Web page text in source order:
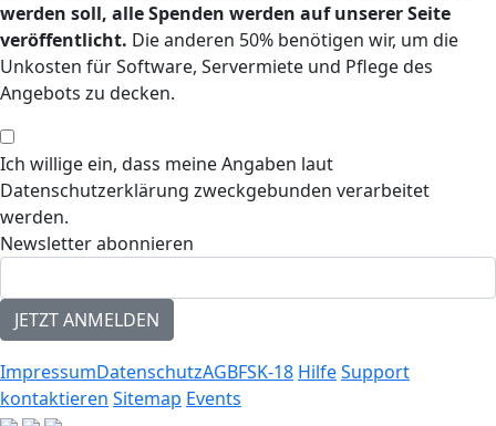
werden soll, alle Spenden werden auf unserer Seite
veröffentlicht. Die anderen 50% benötigen wir, um die
Unkosten für Software, Servermiete und Pflege des
Angebots zu decken.
Ich willige ein, dass meine Angaben laut
Datenschutzerklärung zweckgebunden verarbeitet
werden.
Newsletter abonnieren
ImpressumDatenschutzAGBFSK-18 HilfeSupport
kontaktieren Sitemap Events